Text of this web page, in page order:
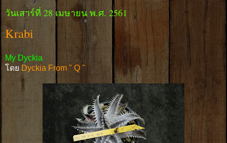
วันเสาร์ที่ 28 เมษายน พ.ศ. 2561
Krabi
My Dyckia
โดย Dyckia From " Q "